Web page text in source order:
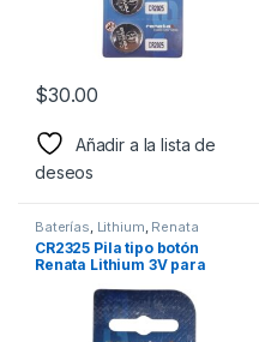
$30.00
Añadir a la lista de
deseos
Baterías Lithium Renata
CR2325 Pila tipo botón
Renata Lithium 3V para
controles remotos,
controles de alarmas,
juguetes, etc